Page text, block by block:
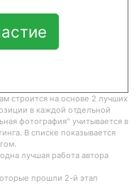
строится на основе 2 лучших
в каждой отдельной
фотография" учитывается в
В списке показывается
лучшая работа автора
прошли 2-й этап